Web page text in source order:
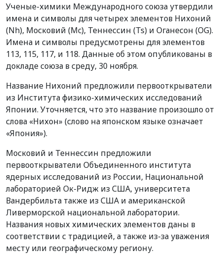
Ученые-химики Международного союза утвердили
имена и символы для четырех элементов Нихоний
(Nh), Московий (Mc), Теннессин (Ts) и Оганесон (OG).
Имена и символы предусмотрены для элементов
113, 115, 117, и 118. Данные об этом опубликованы в
докладе союза в среду, 30 ноября.
Название Нихоний предложили первооткрыватели
из Института физико-химических исследований
Японии. Уточняется, что это название произошло от
слова «Нихон» (слово на японском языке означает
«Япония»).
Московий и Теннессин предложили
первооткрыватели Объединенного института
ядерных исследований из России, Национальной
лабораторией Ок-Ридж из США, университета
Вандербильта также из США и американской
Ливерморской национальной лаборатории.
Названия новых химических элементов даны в
соответствии с традицией, а также из-за уважения
месту или географическому региону.